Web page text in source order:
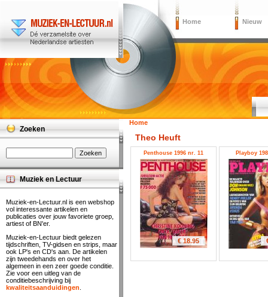
Home Nieuw
Home
Theo Heuft
Penthouse 1996 nr. 11
€ 18.95
Playboy
Zoeken
Muziek en Lectuur
Muziek-en-Lectuur.nl is een webshop
vol interessante artikelen en
publicaties over jouw favoriete groep,
artiest of BN'er.
Muziek-en-Lectuur biedt gelezen
tijdschriften, TV-gidsen en strips, maar
ook LP's en CD's aan. De artikelen
zijn tweedehands en over het
algemeen in een zeer goede conditie.
Zie voor een uitleg van de
conditiebeschrijving bij
kwaliteitsaanduidingen